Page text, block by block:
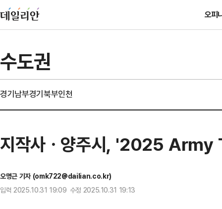
오피
수도권
경기남부경기북부인천
지작사ㆍ양주시, '2025 Army
오명근 기자 (omk722@dailian.co.kr)
입력 2025.10.31 19:09 수정 2025.10.31 19:13